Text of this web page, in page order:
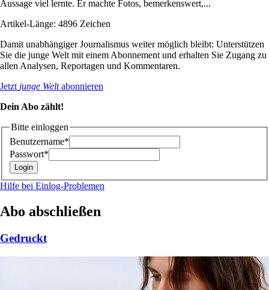
Aussage viel lernte. Er machte Fotos, bemerkenswert,...
Artikel-Länge: 4896 Zeichen
Damit unabhängiger Journalismus weiter möglich bleibt: Unterstützen
Sie die junge Welt mit einem Abonnement und erhalten Sie Zugang zu
allen Analysen, Reportagen und Kommentaren.
Jetzt junge Weltabonnieren
Dein Abo zählt!
Bitte einloggen
Benutzername*
Passwort*
Hilfe bei Einlog-Problemen
Abo abschließen
Gedruckt